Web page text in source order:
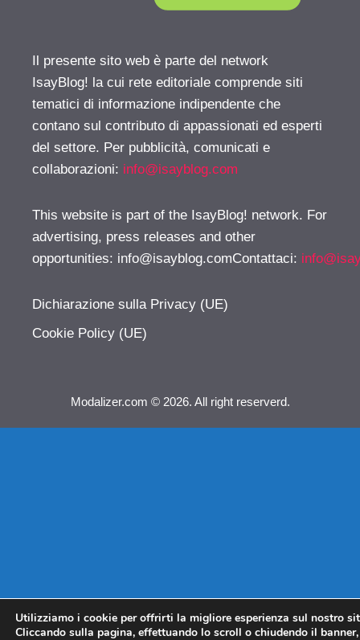
Il presente sito web è parte del network
IsayBlog! la cui rete editoriale comprende siti
tematici di informazione indipendente che
contano sul contributo di appassionati ed esperti
del settore. Per pubblicità, comunicati e
collaborazioni: info@isayblog.com
This website is part of the IsayBlog! network. For
advertising, press releases and other
opportunities: info@isayblog.comContattaci:
Dichiarazione sulla Privacy (UE)
Cookie Policy (UE)
Modalizer.com © 2026. All right reserverd.
Utilizziamo i cookie per offrirti la migliore esperienza sul nostro
Cliccando sulla pagina, effettuando lo scroll o chiudendo il